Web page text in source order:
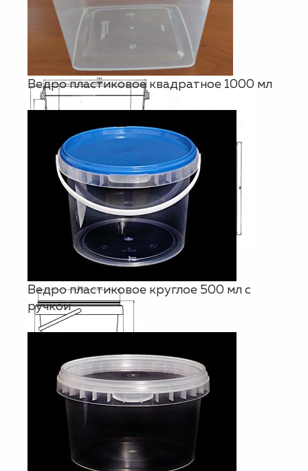
Ведро пластиковое квадратное 1000 мл
Ведро пластиковое круглое 500 мл с
ручкой